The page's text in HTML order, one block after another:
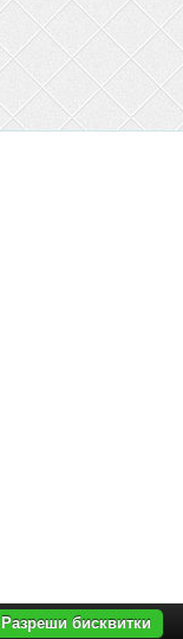
Разреши бисквитки